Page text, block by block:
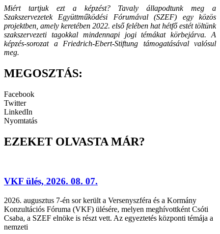
Miért tartjuk ezt a képzést? Tavaly állapodtunk meg a
Szakszervezetek Együttműködési Fórumával (SZEF) egy közös
projektben, amely keretében 2022. első felében hat hétfő estét töltünk
szakszervezeti tagokkal mindennapi jogi témákat körbejárva. A
képzés-sorozat a Friedrich-Ebert-Stiftung támogatásával valósul
meg.
MEGOSZTÁS:
Facebook
Twitter
LinkedIn
Nyomtatás
EZEKET OLVASTA MÁR?
VKF ülés, 2026. 08. 07.
2026. augusztus 7-én sor került a Versenyszféra és a Kormány
Konzultációs Fóruma (VKF) ülésére, melyen meghívottként Csóti
Csaba, a SZEF elnöke is részt vett. Az egyeztetés központi témája a
nemzeti